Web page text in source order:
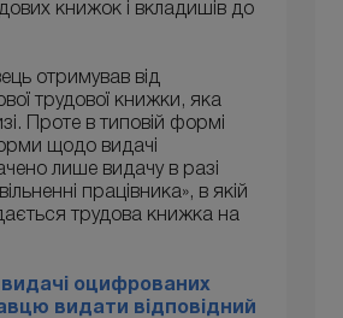
книжок і вкладишів до
отримував від
трудової книжки, яка
Проте в типовій формі
щодо видачі
лише видачу в разі
працівника», в якій
трудова книжка на
видачі оцифрованих
видати відповідний